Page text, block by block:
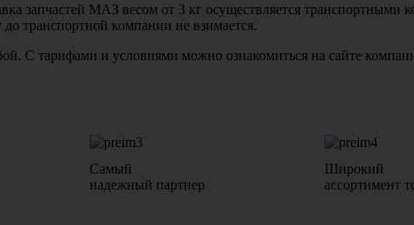
запчастей МАЗ весом от 3 кг осуществляется
транспортной компании не взимается.
С тарифами и условиями можно ознакомиться на сайте
Самый
надежный партнер
Широкий
ассортимент